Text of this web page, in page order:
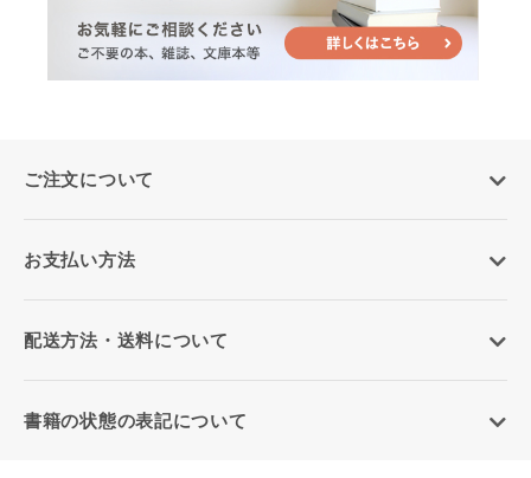
ご注文について
お支払い方法
配送方法・送料について
書籍の状態の表記について